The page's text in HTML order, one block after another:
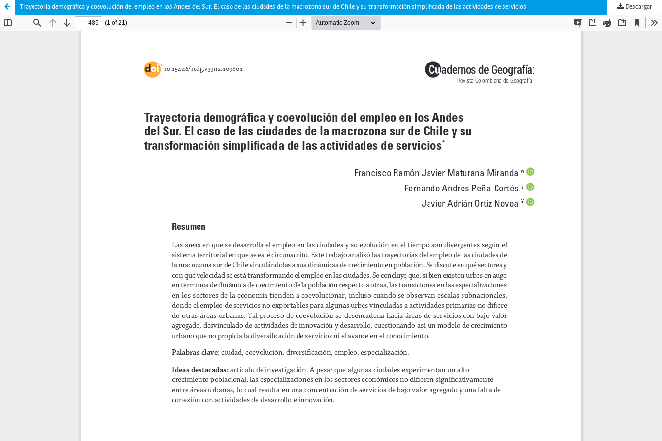
Trayectoria demográfica y coevolución del empleo en los Andes del Sur. El caso de las ciudades de la macrozona sur de Chile y su transformación simplificada de las actividades de servicios Descargar